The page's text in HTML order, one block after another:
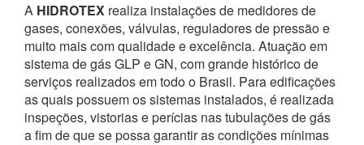
A HIDROTEX realiza instalações de medidores de
gases, conexões, válvulas, reguladores de pressão e
muito mais com qualidade e excelência. Atuação em
sistema de gás GLP e GN, com grande histórico de
serviços realizados em todo o Brasil. Para edificações
as quais possuem os sistemas instalados, é realizada
inspeções, vistorias e perícias nas tubulações de gás
a fim de que se possa garantir as condições mínimas